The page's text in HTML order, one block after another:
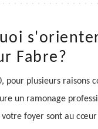
Fabre?
plusieurs raisons
un ramonage
foyer sont au